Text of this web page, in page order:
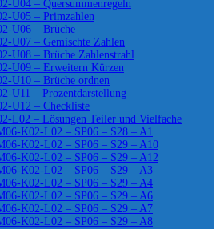
U04 – Quersummenregeln
U05 – Primzahlen
U06 – Brüche
U07 – Gemischte Zahlen
U08 – Brüche Zahlenstrahl
U09 – Erweitern Kürzen
U10 – Brüche ordnen
U11 – Prozentdarstellung
U12 – Checkliste
L02 – Lösungen Teiler und Vielfache
K02-L02 – SP06 – S28 – A1
K02-L02 – SP06 – S29 – A10
K02-L02 – SP06 – S29 – A12
K02-L02 – SP06 – S29 – A3
K02-L02 – SP06 – S29 – A4
K02-L02 – SP06 – S29 – A6
K02-L02 – SP06 – S29 – A7
K02-L02 – SP06 – S29 – A8